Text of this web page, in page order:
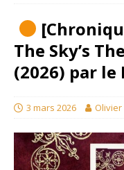
The Sky’s
(2026) par le
3 mars 2026 Olivier